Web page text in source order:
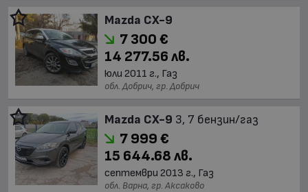
Mazda CX-9
7 300 €
14 277.56 лв.
юли 2011 г., Газ
обл. Добрич, гр. Добрич
Mazda CX-9 3, 7 бензин/газ
7 999 €
15 644.68 лв.
септември 2013 г., Газ
обл. Варна, гр. Аксаково